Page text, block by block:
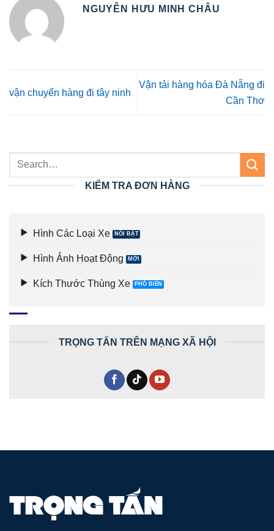
NGUYỄN HƯU MINH CHÂU
vận chuyển hàng đi tây ninh
Vận tải hàng hóa Đà Nẵng đi
Cần Thơ
KIỂM TRA ĐƠN HÀNG
Hình Các Loại Xe
Hình Ảnh Hoạt Động
Kích Thước Thùng Xe
TRỌNG TẤN TRÊN MẠNG XÃ HỘI